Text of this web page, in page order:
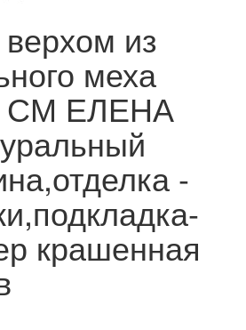
верхом из
меха
СМ ЕЛЕНА
-
крашенная